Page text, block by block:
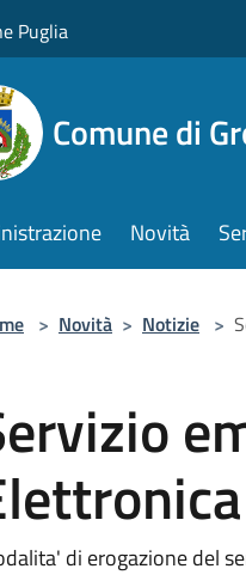
Puglia
Comune di
Novità
> Novità > Notizie >
di erogazione del